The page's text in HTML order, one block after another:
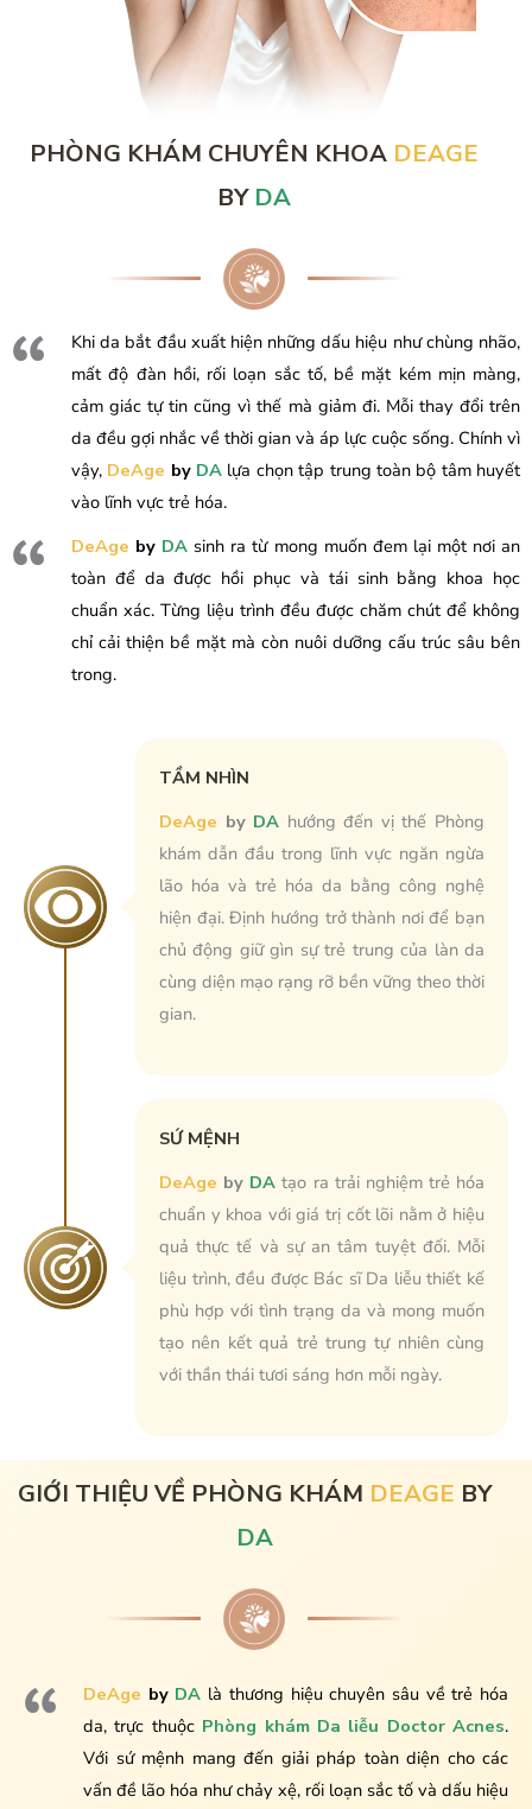
PHÒNG KHÁM CHUYÊN KHOA DEAGE
BY DA
Khi da bắt đầu xuất hiện những dấu hiệu như chùng nhão,
mất độ đàn hồi, rối loạn sắc tố, bề mặt kém mịn màng,
cảm giác tự tin cũng vì thế mà giảm đi. Mỗi thay đổi trên
da đều gợi nhắc về thời gian và áp lực cuộc sống. Chính vì
vậy, DeAge by DA lựa chọn tập trung toàn bộ tâm huyết
vào lĩnh vực trẻ hóa.
DeAge by DA sinh ra từ mong muốn đem lại một nơi an
toàn để da được hồi phục và tái sinh bằng khoa học
chuẩn xác. Từng liệu trình đều được chăm chút để không
chỉ cải thiện bề mặt mà còn nuôi dưỡng cấu trúc sâu bên
trong.
TẦM NHÌN
DeAge by DA hướng đến vị thế Phòng
khám dẫn đầu trong lĩnh vực ngăn ngừa
lão hóa và trẻ hóa da bằng công nghệ
hiện đại. Định hướng trở thành nơi để bạn
chủ động giữ gìn sự trẻ trung của làn da
cùng diện mạo rạng rỡ bền vững theo thời
gian.
SỨ MỆNH
DeAge by DA tạo ra trải nghiệm trẻ hóa
chuẩn y khoa với giá trị cốt lõi nằm ở hiệu
quả thực tế và sự an tâm tuyệt đối. Mỗi
liệu trình, đều được Bác sĩ Da liễu thiết kế
phù hợp với tình trạng da và mong muốn
tạo nên kết quả trẻ trung tự nhiên cùng
với thần thái tươi sáng hơn mỗi ngày.
GIỚI THIỆU VỀ PHÒNG KHÁM DEAGE BY
DA
DeAge by DA là thương hiệu chuyên sâu về trẻ hóa
da, trực thuộc Phòng khám Da liễu Doctor Acnes.
Với sứ mệnh mang đến giải pháp toàn diện cho các
vấn đề lão hóa như chảy xệ, rối loạn sắc tố và dấu hiệu